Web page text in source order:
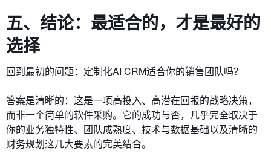
五、结论：最适合的，才是最好的
选择
回到最初的问题：定制化AI CRM适合你的销售团队吗？
答案是清晰的：这是一项高投入、高潜在回报的战略决策，
而非一个简单的软件采购。它的成功与否，几乎完全取决于
你的业务独特性、团队成熟度、技术与数据基础以及清晰的
财务规划这几大要素的完美结合。